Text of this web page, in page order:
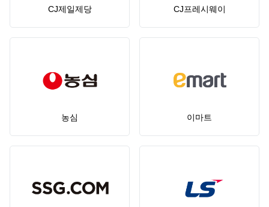
CJ제일제당 CJ프레시웨이
농심 이마트